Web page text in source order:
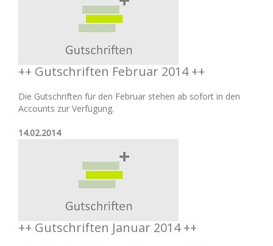
++ Gutschriften Februar 2014 ++
Die Gutschriften für den Februar stehen ab sofort in den
Accounts zur Verfügung.
14.02.2014
++ Gutschriften Januar 2014 ++